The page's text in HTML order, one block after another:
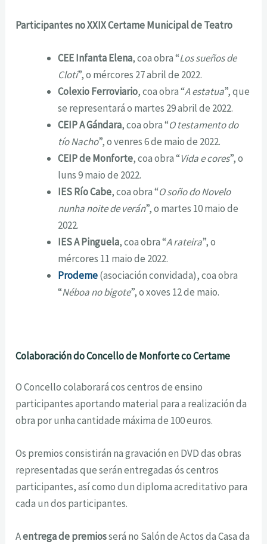
Participantes no XXIX Certame Municipal de Teatro
CEE Infanta Elena, coa obra “Los sueños de
Cloti”, o mércores 27 abril de 2022.
Colexio Ferroviario, coa obra “A estatua”, que
se representará o martes 29 abril de 2022.
CEIP A Gándara, coa obra “O testamento do
tío Nacho”, o venres 6 de maio de 2022.
CEIP de Monforte, coa obra “Vida e cores”, o
luns 9 maio de 2022.
IES Río Cabe, coa obra “O soño do Novelo
nunha noite de verán”, o martes 10 maio de
2022.
IES A Pinguela, coa obra “A rateira”, o
mércores 11 maio de 2022.
Prodeme(asociación convidada), coa obra
“Néboa no bigote”, o xoves 12 de maio.
Colaboración do Concello de Monforte co Certame
O Concello colaborará cos centros de ensino
participantes aportando material para a realización da
obra por unha cantidade máxima de 100 euros.
Os premios consistirán na gravación en DVD das obras
representadas que serán entregadas ós centros
participantes, así como dun diploma acreditativo para
cada un dos participantes.
Aentrega de premiosserá no Salón de Actos da Casa da